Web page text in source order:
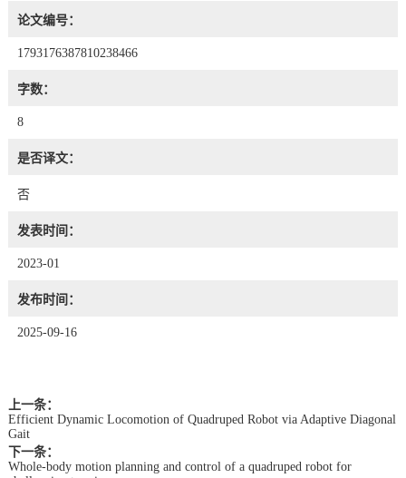
论文编号：
1793176387810238466
字数：
8
是否译文：
否
发表时间：
2023-01
发布时间：
2025-09-16
上一条：
Efficient Dynamic Locomotion of Quadruped Robot via Adaptive Diagonal
Gait
下一条：
Whole-body motion planning and control of a quadruped robot for